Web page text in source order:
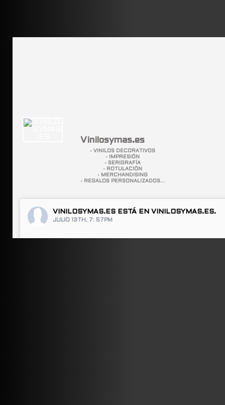
Vinilosymas.es
- VINILOS DECORATIVOS
- IMPRESIÓN
- SERIGRAFÍA
- ROTULACIÓN
- MERCHANDISING
- REGALOS PERSONALIZADOS...
VINILOSYMAS.ES ESTÁ EN VINILOSYMAS.ES.
JULIO 13TH, 7: 57PM